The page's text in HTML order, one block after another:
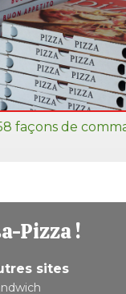
façons de
Pizza !
sites